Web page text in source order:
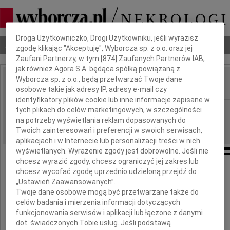
Nekrologi Odeszli Poradnik pogrzebowy
IMIĘ I NAZWISKO:
REGION: Wrocław
DATA EMISJI: 08.07.2010
Dr Jolancie Kuźniar
wyrazy serdecznego współczucia
Dbamy o Twoją prywatność
Droga Użytkowniczko, Drogi Użytkowniku, jeśli wyrazisz
zgodę klikając "Akceptuję", Wyborcza sp. z o.o. oraz jej
Zaufani Partnerzy, w tym [874 ] Zaufanych Partnerów IAB,
jak również Agora S.A. będąca spółką powiązaną z
Wyborcza sp. z o.o., będą przetwarzać Twoje dane
osobowe takie jak adresy IP, adresy e-mail czy
identyfikatory plików cookie lub inne informacje zapisane w
tych plikach do celów marketingowych, w szczególności
na potrzeby wyświetlania reklam dopasowanych do
Twoich zainteresowań i preferencji w swoich serwisach,
aplikacjach i w Internecie lub personalizacji treści w nich
wyświetlanych. Wyrażenie zgody jest dobrowolne. Jeśli nie
chcesz wyrazić zgody, chcesz ograniczyć jej zakres lub
chcesz wycofać zgodę uprzednio udzieloną przejdź do
„Ustawień Zaawansowanych”.
Twoje dane osobowe mogą być przetwarzane także do
celów badania i mierzenia informacji dotyczących
funkcjonowania serwisów i aplikacji lub łączone z danymi
dot. świadczonych Tobie usług. Jeśli podstawą